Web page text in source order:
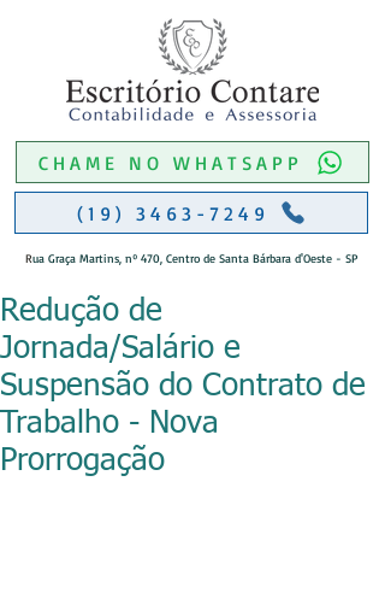
CHAME NO WHATSAPP
(19) 3463-7249
Rua Graça Martins, nº 470, Centro de Santa Bárbara d'Oeste - SP
Redução de
Jornada/Salário e
Suspensão do Contrato de
Trabalho - Nova
Prorrogação